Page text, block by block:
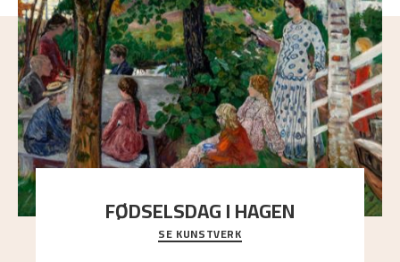
FØDSELSDAG I HAGEN
En gruppe mennesker er samlet under de store
trekronene i prestegårdshagen...
SE KUNSTVERK